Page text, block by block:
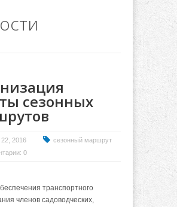
сезонных
2016
сезонный маршрут
0
транспортного
членов садоводческих,